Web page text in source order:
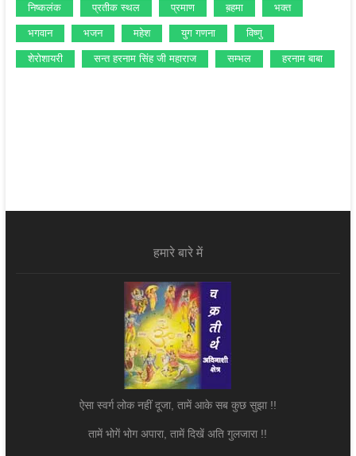
निष्‍कलंक प्रतीक स्‍थल प्रमाण ब़हमा भक्‍त
भगवान भजन महेश युग गणना विष्‍णु
शेरोशायरी सन्‍त हरनाम सिंह जी महाराज सम्‍भल हरनाम बाबा
हमारे बारे में
ऐसा स्वर्ग लोक नहीं दूजा, तामें आके सब कुछ सुझा !!
तामें भोगें भोग अपारा, तामें दिखें अति गुलजारा !!